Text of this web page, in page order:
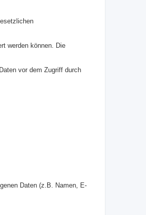
werden können. Die
vor dem Zugriff durch
Daten (z.B. Namen, E-